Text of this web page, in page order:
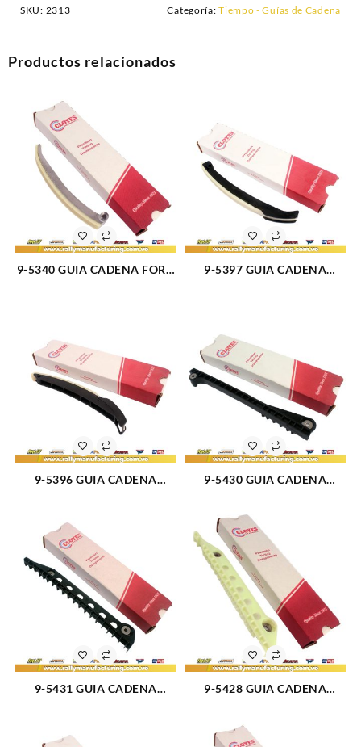
SKU: 2313 Categoría:Tiempo - Guías de Cadena
Productos relacionados
9-5340 GUIA CADENA FORD
9-5397 GUIA CADENA
9-5396 GUIA CADENA
9-5430 GUIA CADENA
SINCRONIZACION E-150/E-
350/LINCOLN (1848)
9-5431 GUIA CADENA
9-5428 GUIA CADENA
LINCOLN/MERCURY (1853)